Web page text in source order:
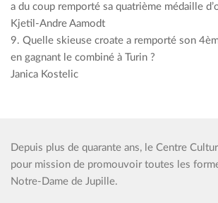
a du coup remporté sa quatrième médaille
Kjetil-Andre Aamodt
9. Quelle skieuse croate a remporté son
en gagnant le combiné à Turin ?
Janica Kostelic
Depuis plus de quarante ans, le Centre
pour mission de promouvoir toutes les
Notre-Dame de Jupille.